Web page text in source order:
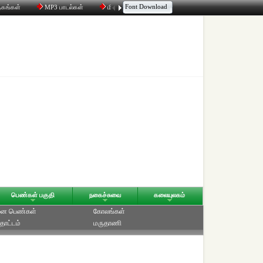
MP3 பாடல்கள் மின்னஞ்சல் திரட்டி உரையாடல்
Font Download
பெண்கள் பகுதி நகைச்சுவை கலையுலகம்
பெண்கள்
கோலங்கள்
மருதாணி